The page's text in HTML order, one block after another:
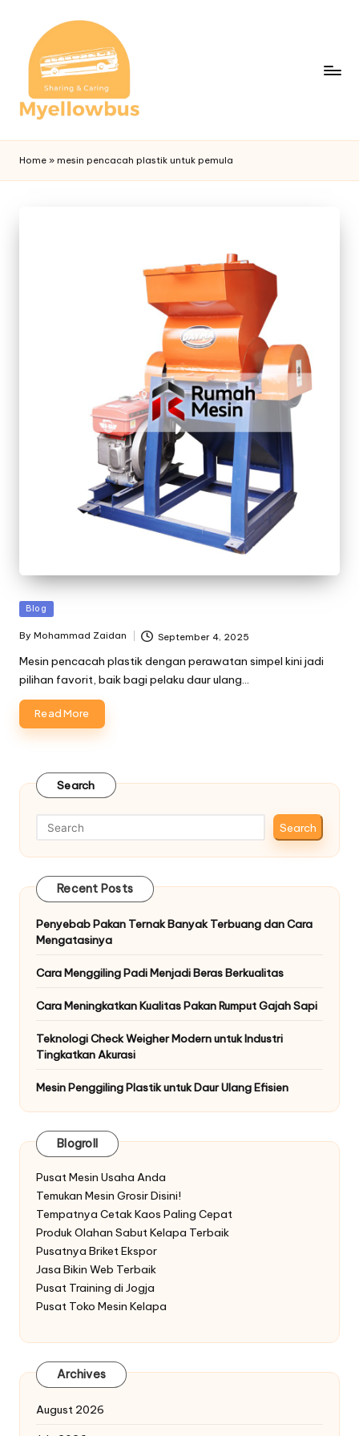
Home » mesin pencacah plastik untuk pemula
Posted
Blog
Posted
By Mohammad Zaidan September 4, 2025
Mesin pencacah plastik dengan perawatan simpel kini jadi
pilihan favorit, baik bagi pelaku daur ulang…
Read More
Search
Search
Recent Posts
Penyebab Pakan Ternak Banyak Terbuang dan Cara
Mengatasinya
Cara Menggiling Padi Menjadi Beras Berkualitas
Cara Meningkatkan Kualitas Pakan Rumput Gajah Sapi
Teknologi Check Weigher Modern untuk Industri
Tingkatkan Akurasi
Mesin Penggiling Plastik untuk Daur Ulang Efisien
Blogroll
Pusat Mesin Usaha Anda
Temukan Mesin Grosir Disini!
Tempatnya Cetak Kaos Paling Cepat
Produk Olahan Sabut Kelapa Terbaik
Pusatnya Briket Ekspor
Jasa Bikin Web Terbaik
Pusat Training di Jogja
Pusat Toko Mesin Kelapa
Archives
August 2026